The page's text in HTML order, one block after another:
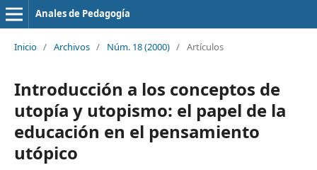
Anales de Pedagogía
Inicio / Archivos / Núm. 18 (2000) / Artículos
Introducción a los conceptos de
utopía y utopismo: el papel de la
educación en el pensamiento
utópico